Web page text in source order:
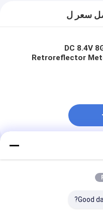
سعر ل
DC 8.4V
Retroreflector
Good